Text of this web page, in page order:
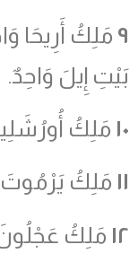
٩ مَلِكُ أَرِيحَا
بَيْتِ إِيلَ وَاحِدٌ.
١٠ مَلِكُ
١١ مَلِكُ يَرْمُوتَ
١٢ مَلِكُ عَجْلُونَ